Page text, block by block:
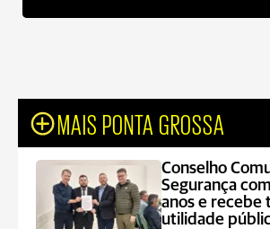
MAIS PONTA GROSSA
Conselho
Segurança
anos e recebe
utilidade